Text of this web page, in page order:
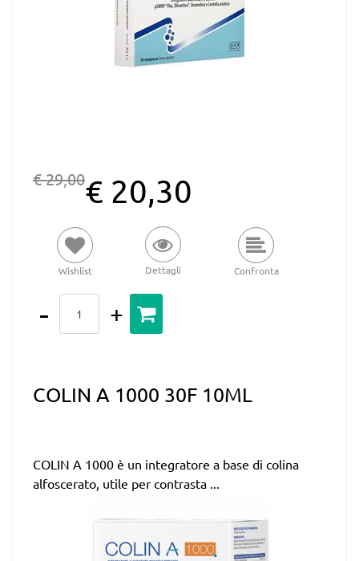
€ 29,00€ 20,30
Wishlist Dettagli Confronta
COLIN A 1000 30F 10ML
COLIN A 1000 è un integratore a base di colina
alfoscerato, utile per contrasta ...